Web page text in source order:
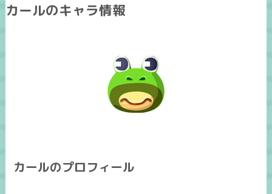
カールのキャラ情報
カールのプロフィール